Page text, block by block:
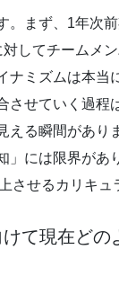
まず、1年次
してチームメ
ミズムは本当
せていく過程
る瞬間があり
には限界があ
せるカリキュ
て現在どの